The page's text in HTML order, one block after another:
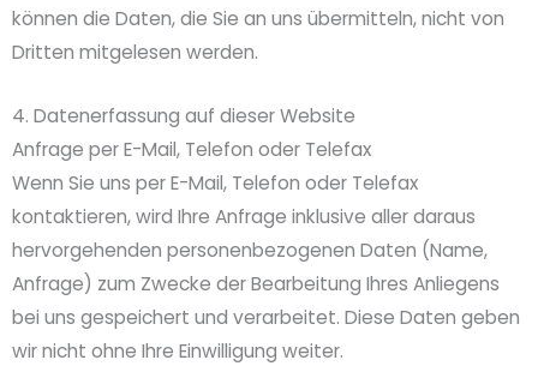
können die Daten, die Sie an uns übermitteln, nicht von
Dritten mitgelesen werden.
4. Datenerfassung auf dieser Website
Anfrage per E-Mail, Telefon oder Telefax
Wenn Sie uns per E-Mail, Telefon oder Telefax
kontaktieren, wird Ihre Anfrage inklusive aller daraus
hervorgehenden personenbezogenen Daten (Name,
Anfrage) zum Zwecke der Bearbeitung Ihres Anliegens
bei uns gespeichert und verarbeitet. Diese Daten geben
wir nicht ohne Ihre Einwilligung weiter.